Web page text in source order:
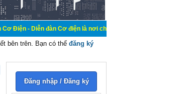
đàn Cơ điện là nơi chia sẽ kiến thức kinh nghiệm trong lãnh
bên trên. Bạn có thể đăng ký
Đăng nhập / Đăng ký